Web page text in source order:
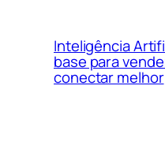
Inteligência
base para
conectar melhor